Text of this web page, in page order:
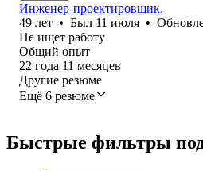
Инженер-проектировщик.
49 лет • Был 11 июля •
Не ищет работу
Общий опыт
22 года 11 месяцев
Другие резюме
Ещё 6 резюме
Быстрые фильтры